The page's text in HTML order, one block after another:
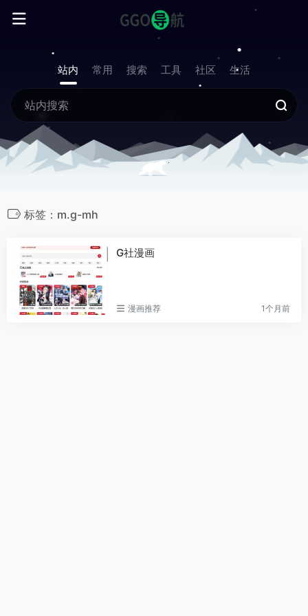
站内 常用 搜索 工具 社区 生活
标签：m.g-mh
G社漫画
漫画推荐 1个月前